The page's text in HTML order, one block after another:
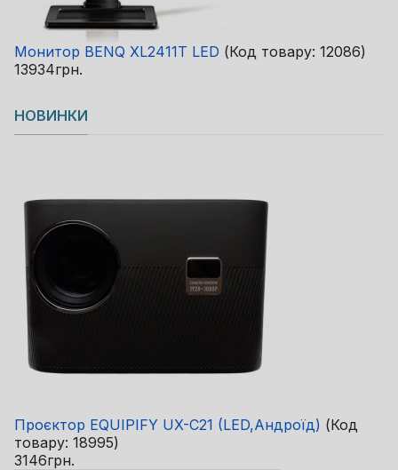
Монитор BENQ XL2411T LED (Код товару: 12086)
13934грн.
НОВИНКИ
Проєктор EQUIPIFY UX-C21 (LED,Андроїд) (Код
товару: 18995)
3146грн.